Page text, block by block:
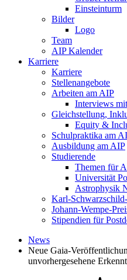
Einsteinturm
Bilder
Logo
Team
AIP Kalender
Karriere
Karriere
Stellenangebote
Arbeiten am AIP
Interviews
Gleichstellung,
Equity &
Schulpraktika am
Ausbildung am AIP
Studierende
Themen für
Universität
Astrophysik
Karl-
Johann-Wempe-
Stipendien für
News
Neue Gaia-
unvorhergesehene